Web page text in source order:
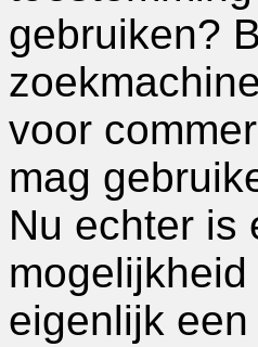
gebruiken?
voor
mag
Nu echter is
eigenlijk